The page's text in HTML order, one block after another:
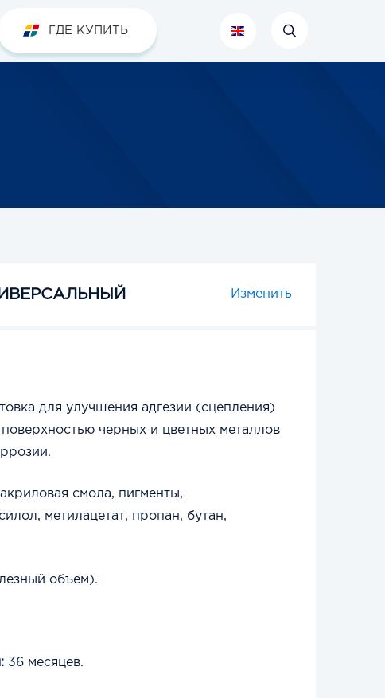
ГДЕ КУПИТЬ
Изменить
для улучшения адгезии (сцепления)
черных и цветных металлов
смола, пигменты,
метилацетат, пропан, бутан,
объем).
36 месяцев.